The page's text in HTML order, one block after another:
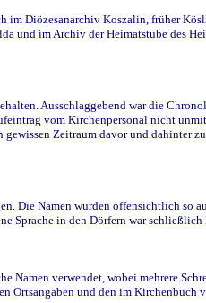
im Diözesanarchiv Koszalin, früher
und im Archiv der Heimatstube des
Ausschlaggebend war die
vom Kirchenpersonal nicht
Zeitraum davor und dahinter
Die Namen wurden offensichtlich so
Sprache in den Dörfern war
Namen verwendet, wobei mehrere
Ortsangaben und den im Kirchenbuch